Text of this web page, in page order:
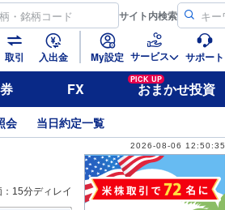
サイト内検索
取引 入出金 My設定 サービス サポート
FX
PICK UP
おまかせ投資
会 当日約定一覧
2026-08-06 12:50:35
15分ディレイ